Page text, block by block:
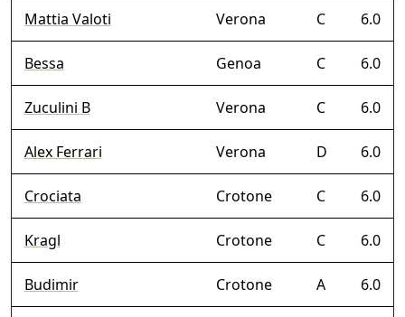
Mattia Valoti Verona C 6.0
Bessa Genoa C 6.0
Zuculini B Verona C 6.0
Alex Ferrari Verona D 6.0
Crociata Crotone C 6.0
Kragl Crotone C 6.0
Budimir Crotone A 6.0